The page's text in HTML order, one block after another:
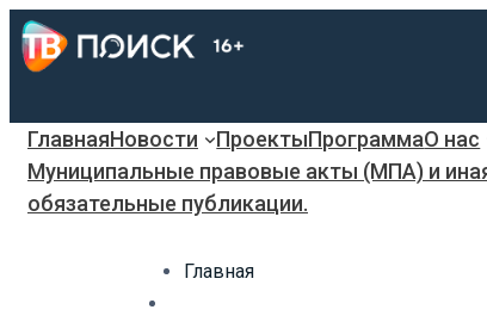
ГлавнаяНовости ПроектыПрограммаО нас
Муниципальные правовые акты (МПА) и
обязательные публикации.
Главная